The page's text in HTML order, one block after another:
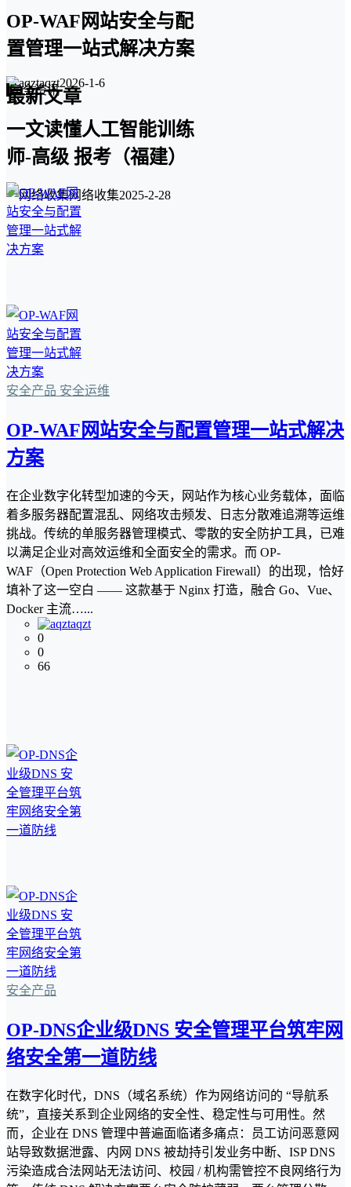
OP-WAF网站安全与配
置管理一站式解决方案
aqzt2026-1-6
安全资讯
一文读懂人工智能训练
师-高级 报考（福建）
网络收集2025-2-28
最新文章
安全产品 安全运维
OP-WAF网站安全与配置管理一站式解决
方案
在企业数字化转型加速的今天，网站作为核心业务载体，面临
着多服务器配置混乱、网络攻击频发、日志分散难追溯等运维
挑战。传统的单服务器管理模式、零散的安全防护工具，已难
以满足企业对高效运维和全面安全的需求。而 OP-
WAF（Open Protection Web Application Firewall）的出现，恰好
填补了这一空白 —— 这款基于 Nginx 打造，融合 Go、Vue、
Docker 主流…...
aqzt
0
0
66
安全产品
OP-DNS企业级DNS 安全管理平台筑牢网
络安全第一道防线
在数字化时代，DNS（域名系统）作为网络访问的 “导航系
统”，直接关系到企业网络的安全性、稳定性与可用性。然
而，企业在 DNS 管理中普遍面临诸多痛点：员工访问恶意网
站导致数据泄露、内网 DNS 被劫持引发业务中断、ISP DNS
污染造成合法网站无法访问、校园 / 机构需管控不良网络行为